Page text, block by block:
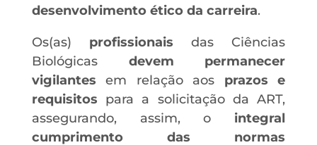
desenvolvimento ético da carreira.
Os(as) profissionais das Ciências
Biológicas devem permanecer
vigilantes em relação aos prazos e
requisitos para a solicitação da ART,
assegurando, assim, o integral
cumprimento das normas